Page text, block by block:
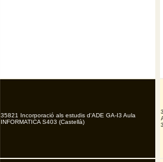
35821 Incorporació als estudis d'ADE GA-I3 Aula
INFORMATICA S403 (Castellà)